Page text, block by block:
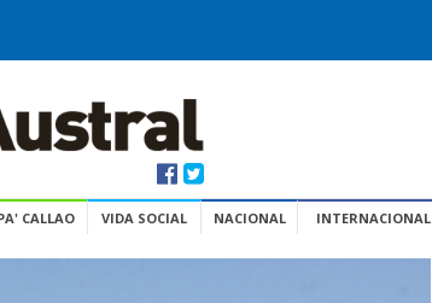
CALLAO VIDA SOCIAL NACIONAL INTERNACIONAL